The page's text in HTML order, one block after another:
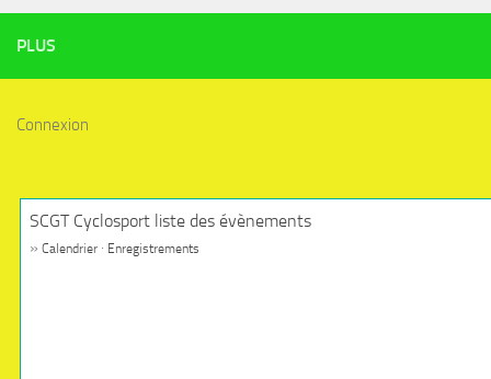
PLUS
Connexion
SCGT Cyclosport liste des évènements
» Calendrier · Enregistrements